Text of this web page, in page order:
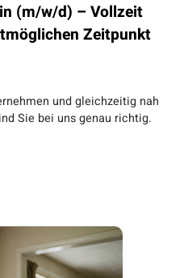
(m/w/d) – Vollzeit
Zeitpunkt
und gleichzeitig nah
Sie bei uns genau richtig.